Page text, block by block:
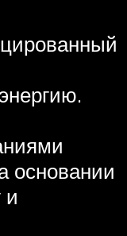
основании
и